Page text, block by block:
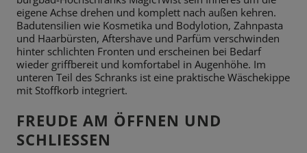
eigene Achse drehen und komplett nach außen kehren.
Badutensilien wie Kosmetika und Bodylotion, Zahnpasta
und Haarbürsten, Aftershave und Parfüm verschwinden
hinter schlichten Fronten und erscheinen bei Bedarf
wieder griffbereit und komfortabel in Augenhöhe. Im
unteren Teil des Schranks ist eine praktische Wäschekippe
mit Stoffkorb integriert.
FREUDE AM ÖFFNEN UND
SCHLIESSEN